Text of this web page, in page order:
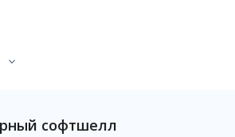
софтшелл